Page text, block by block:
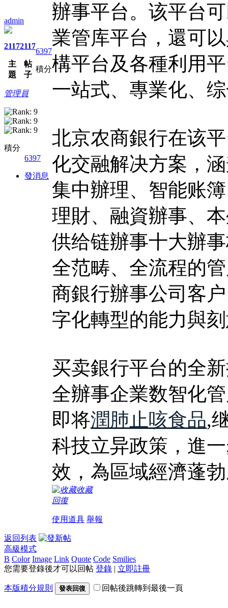
admin
2117
主
題
2117
帖
子
6397
積分
管理員
積分
6397
發消息
辦事平台。该平台
業管库平台，還可
構平台及各種利用
一站式、專業化、
北京农商銀行在该
化交融解决方案，
集中辦理、智能账
理財、融資辦事、
供给链辦事十大辦
全范畴、全流程的
商銀行辦事公司客
字化轉型的能力與
买卖銀行平台的全
全辦事企業数智化
即将潤肺止咳食品,
科技立异政策，進
效，為區域經濟蓬
收藏
回復
使用道具 舉報
返回列表
高級模式
B Color Image Link Quote Code Smilies
您需要登錄後才可以回帖 登錄 | 立即註冊
本版積分規則 發表回復 回帖後跳轉到最後一頁